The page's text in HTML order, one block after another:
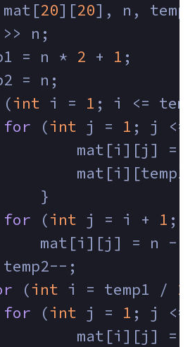
mat[20][20], n,
n;
= n *
2 + 1 ;
= n;
(int i = 1 ; i <=
for (int j = 1 ; j
mat[i][j] =
}
for (int j = i + 1 ; j
mat[i][j] = n -
;
(int i = temp1 / 2
for (int j = 1 ; j <=
mat[i][j] =